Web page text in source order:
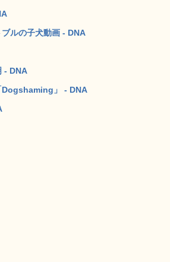
ルの子犬動画 - DNA
- DNA
Dogshaming」 - DNA